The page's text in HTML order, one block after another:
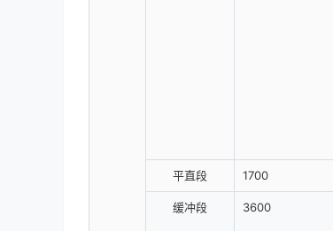
平直段 1700
缓冲段 3600